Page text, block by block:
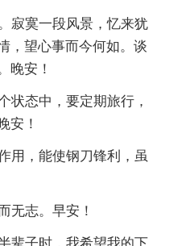
寞一段风景，忆来犹
，望心事而今何如。谈
晚安！
态中，要定期旅行，
安！
，能使钢刀锋利，虽
志。早安！